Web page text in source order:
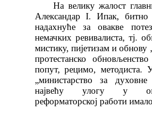
На велику жалост
Александар I. Ипак,
надахнуће за овакве
немачких ревивaлиста, тј.
мистику, пијетизам и
протестанско
попут, рецимо,
„министарство за
највећу улогу у
реформаторској работи